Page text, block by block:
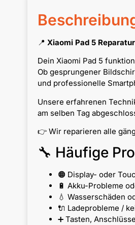
📍 Xiaomi Pad 5
Dein Xiaomi Pad 5
Ob gesprungener
und professionelle
Unsere erfahrenen
am selben Tag
👉 Wir reparieren alle
🔧 Häufige
🟠 Display- oder
🔋 Akku-Probleme
💧 Wasserschäden
🔌 Ladeprobleme /
➕ Tasten,